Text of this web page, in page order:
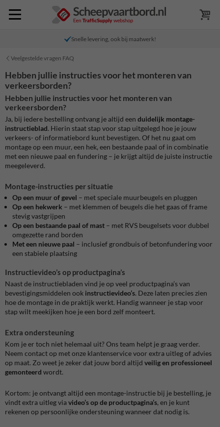
Snelle levering, ook bij maatwerk!
Veelgestelde vragen FAQ
Hebben jullie instructies voor het monteren van
verkeersborden?
Hebben jullie instructies voor het monteren van
verkeersborden?
Ja, bij iedere bestelling ontvang je altijd een duidelijk montage-
instructieblad. Hierin staat stap voor stap uitgelegd hoe je jouw
verkeers- of informatiebord kunt bevestigen. Of het nu gaat om
montage op een muur, een hek, een bestaande paal of in combinatie
met een nieuwe paal en fundering – je krijgt altijd de juiste instructie
meegeleverd.
Montage-instructies per situatie
Op een muur of gevel – met speciale muurbeugels en pluggen
Op een hekwerk – met klemmen of beugels die het gaas of frame
stevig vastgrijpen
Op een bestaande paal of mast – met RVS beugelsets voor dubbel
omgezette rand borden
Met een nieuwe paal – inclusief grondbuis of betonfundering voor
een stabiele plaatsing
Instructievideo’s op productpagina’s
Naast de instructiebladen vind je op veel productpagina’s van
bevestigingsmiddelen ook instructievideo’s. Deze laten precies zien
hoe de montage in de praktijk werkt. Handig wanneer je stap voor
stap wilt meekijken hoe je een bord zelf monteert.
Extra ondersteuning
Kom je er toch niet helemaal uit? Ons team helpt je graag verder.
Neem contact op met onze klantenservice voor extra uitleg of advies
op maat. Zo weet je zeker dat jouw bord altijd veilig en professioneel
gemonteerd wordt.
Kortom: je ontvangt altijd een montage-instructie bij je bestelling, je
vindt extra uitleg via video’s op de productpagina’s, en je kunt
rekenen op persoonlijke ondersteuning wanneer dat nodig is.